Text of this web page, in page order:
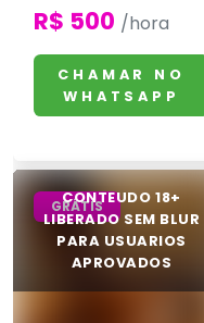
R$ 500 /hora
CHAMAR NO
WHATSAPP
GRÁTIS